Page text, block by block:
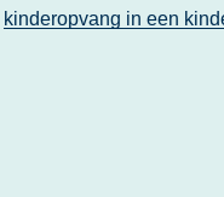
kinderopvang in een